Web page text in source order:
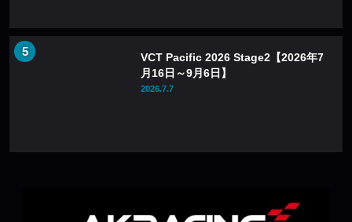
VCT Pacific 2026 Stage2【2026年7
月16日～9月6日】
2026.7.7